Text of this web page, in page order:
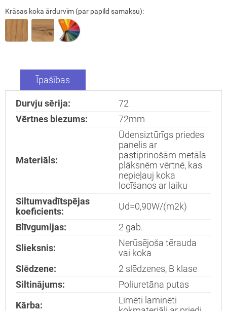
Krāsas koka ārdurvīm (par papild samaksu):
Īpašības
Durvju sērija:
72
Vērtnes biezums:
72mm
Materiāls:
Ūdensiztūrīgs priedes
panelis ar
pastiprinošām metāla
plāksnēm vērtnē, kas
nepieļauj koka
locīšanos ar laiku
Siltumvadītspējas
koeficients:
Ud=0,90W/(m2k)
Blīvgumijas: 2 gab.
Slieksnis:
Nerūsējoša tērauda
vai koka
Slēdzene:
2 slēdzenes, B klase
Siltinājums:
Poliuretāna putas
Kārba:
Līmēti laminēti
Nosūtīt!